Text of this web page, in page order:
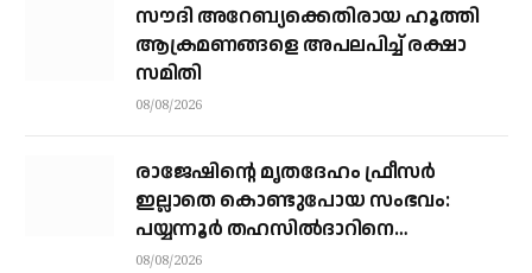
സൗദി അറേബ്യക്കെതിരായ ഹൂത്തി
ആക്രമണങ്ങളെ അപലപിച്ച് രക്ഷാ
സമിതി
08/08/2026
രാജേഷിന്റെ മൃതദേഹം ഫ്രീസർ
ഇല്ലാതെ കൊണ്ടുപോയ സംഭവം:
പയ്യന്നൂർ തഹസിൽദാറിനെ
സസ്പെൻഡ് ചെയ്യാൻ നിർദ്ദേശം
08/08/2026